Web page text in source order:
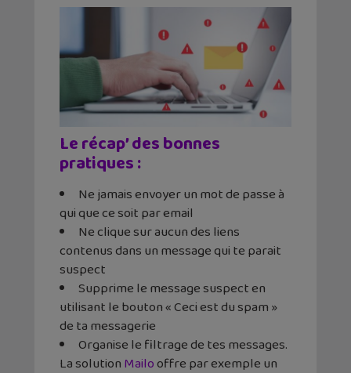
Le récap’ des bonnes
pratiques :
Ne jamais envoyer un mot de passe à
qui que ce soit par email
Ne clique sur aucun des liens
contenus dans un message qui te parait
suspect
Supprime le message suspect en
utilisant le bouton «Ceci est du spam »
de ta messagerie
Organise le filtrage de tes messages.
La solutionMailooffre par exemple un